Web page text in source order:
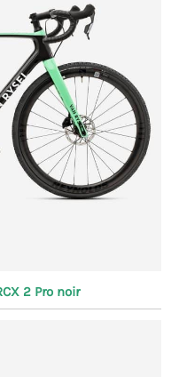
2 Pro noir